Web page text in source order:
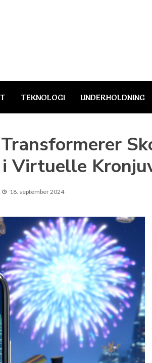
TEKNOLOGI UNDERHOLDNING
Virtuelle
18. september 2024